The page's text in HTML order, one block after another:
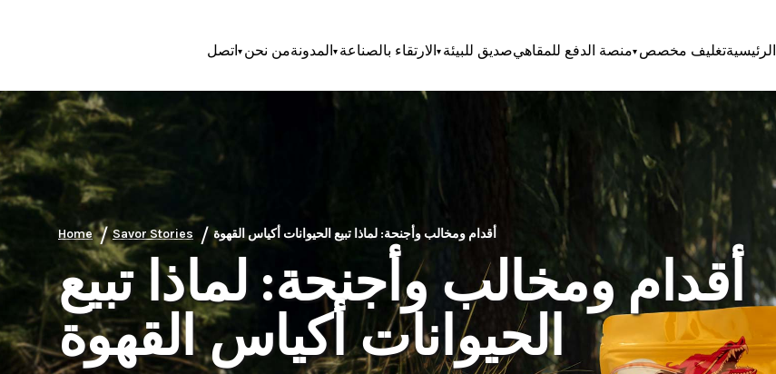
الرئيسيةتغليف مخصص منصة الدفع للمقاهيصديق للبيئة الارتقاء بالصناعة المدونةمن نحن اتصل
Home / Savor Stories /
أقدام ومخالب وأجنحة: لماذا تبيع
الحيوانات أكياس القهوة